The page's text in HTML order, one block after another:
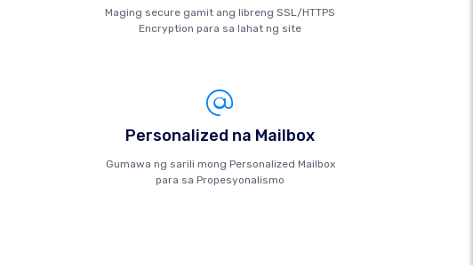
Maging secure gamit ang libreng SSL/HTTPS
Encryption para sa lahat ng site
Personalized na Mailbox
Gumawa ng sarili mong Personalized Mailbox
para sa Propesyonalismo